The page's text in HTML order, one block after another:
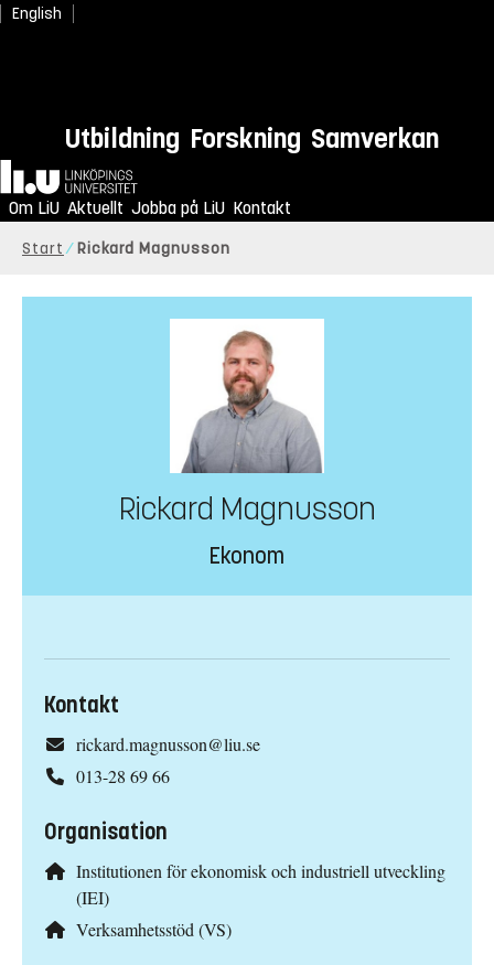
English
Utbildning Forskning Samverkan
Hem
Om LiU Aktuellt Jobba på LiU Kontakt
Start Rickard Magnusson
Rickard Magnusson
Ekonom
Kontakt
rickard.magnusson@liu.se
013-28 69 66
Organisation
Institutionen för ekonomisk och industriell utveckling
(IEI)
Verksamhetsstöd (VS)